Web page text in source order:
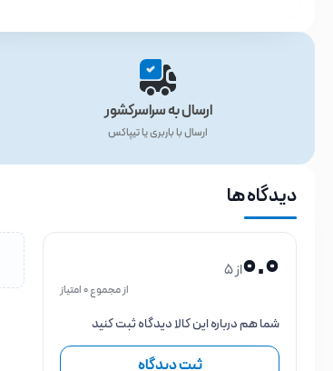
ارسال به سراسرکشور
ارسال با باربری یا تیپاکس
دیدگاه ها
0.0از 5
از مجموع 0 امتیاز
شما هم درباره این کالا دیدگاه ثبت کنید
ثبت دیدگاه